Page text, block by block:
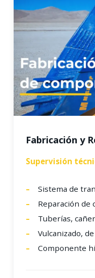
Fabricación y
Supervisión
Sistema de
Reparación de
Tuberías,
Vulcanizado,
Componente